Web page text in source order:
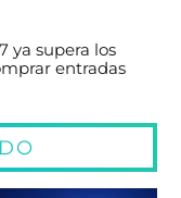
ya supera los
entradas